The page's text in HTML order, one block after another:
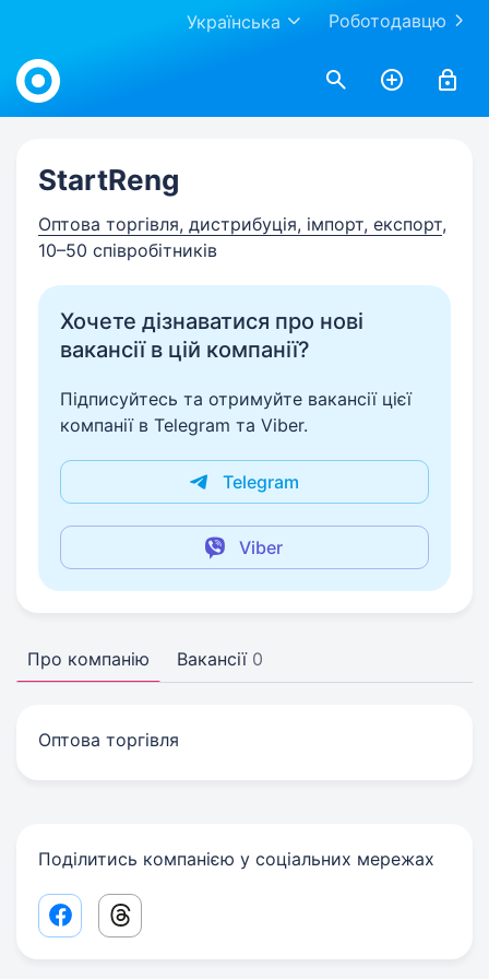
Роботодавцю
Українська
Work.ua
StartReng
Оптова торгівля, дистрибуція, імпорт, експорт,
10–50 співробітників
Хочете дізнаватися про нові
вакансії в цій компанії?
Підписуйтесь та отримуйте вакансії цієї
компанії в Telegram та Viber.
Telegram
Viber
Про компанію Вакансії 0
Оптова торгівля
Поділитись компанією у соціальних мережах
Facebook share link
Threads share link